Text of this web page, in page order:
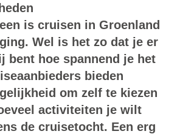
is cruisen in Groenland
Wel is het zo dat je er
bent hoe spannend je het
bieden
om zelf te kiezen
activiteiten je wilt
de cruisetocht. Een erg